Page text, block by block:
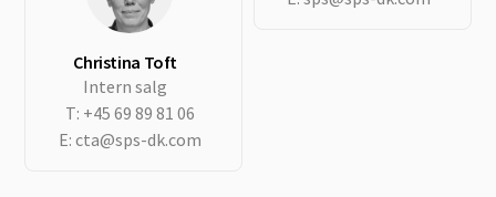
Christina Toft
Intern salg
T: +45 69 89 81 06
E: cta@sps-dk.com